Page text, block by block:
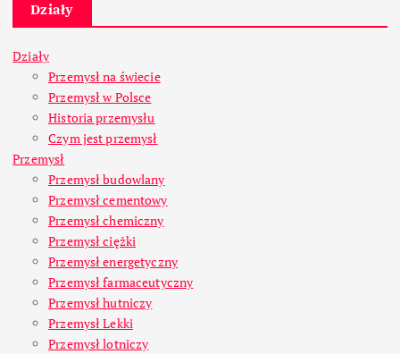
Działy
Działy
Przemysł na świecie
Przemysł w Polsce
Historia przemysłu
Czym jest przemysł
Przemysł
Przemysł budowlany
Przemysł cementowy
Przemysł chemiczny
Przemysł ciężki
Przemysł energetyczny
Przemysł farmaceutyczny
Przemysł hutniczy
Przemysł Lekki
Przemysł lotniczy